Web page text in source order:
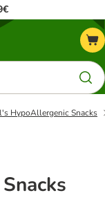
HypoAllergenic Snacks